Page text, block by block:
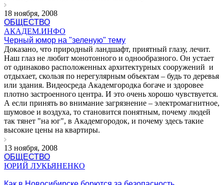
18 ноября, 2008
ОБЩЕСТВО
АКАДЕМ.ИНФО
Черный юмор на "зеленую" тему
Доказано, что природный ландшафт, приятный глазу, лечит.
Наш глаз не любит монотонного и однообразного. Он устает
от одинаково расположенных архитектурных сооружений и
отдыхает, скользя по нерегулярным объектам – будь то деревья
или здания. Видеосреда Академгородка богаче и здоровее
плотно застроенного центра. И это очень хорошо чувствуется.
А если принять во внимание загрязнение – электромагнитное,
шумовое и воздуха, то становится понятным, почему людей
так тянет "на юг", в Академгородок, и почему здесь такие
высокие цены на квартиры.
13 ноября, 2008
ОБЩЕСТВО
ЮРИЙ ЛУКЬЯНЕНКО